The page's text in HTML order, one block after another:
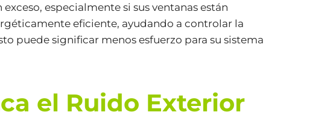
especialmente si sus ventanas están
eficiente, ayudando a controlar la
puede significar menos esfuerzo para su sistema
el Ruido Exterior